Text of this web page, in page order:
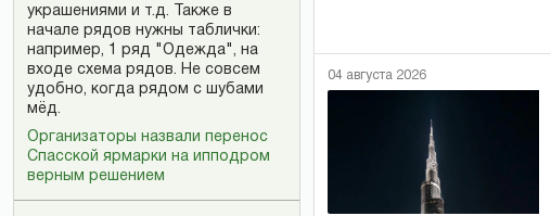
украшениями и т.д. Также в
начале рядов нужны таблички:
например, 1 ряд "Одежда", на
входе схема рядов. Не совсем
удобно, когда рядом с шубами
мёд.
Организаторы назвали перенос
Спасской ярмарки на ипподром
верным решением
04 августа 2026